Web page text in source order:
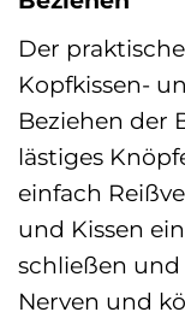
Der
Kopfkissen-
Beziehen der
lästiges
einfach
und Kissen
schließen und
Nerven und